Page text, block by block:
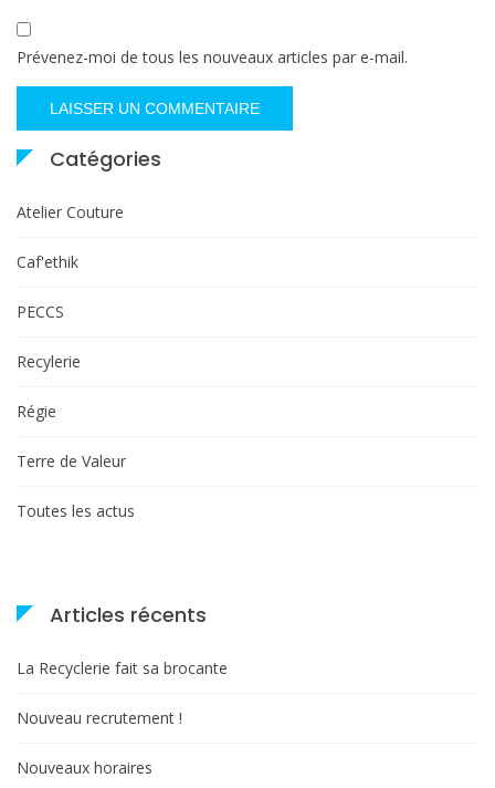
Prévenez-moi de tous les nouveaux articles par e-mail.
Catégories
Atelier Couture
Caf'ethik
PECCS
Recylerie
Régie
Terre de Valeur
Toutes les actus
Articles récents
La Recyclerie fait sa brocante
Nouveau recrutement !
Nouveaux horaires